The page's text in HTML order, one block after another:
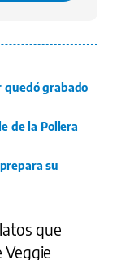
quedó grabado
de la Pollera
su
que